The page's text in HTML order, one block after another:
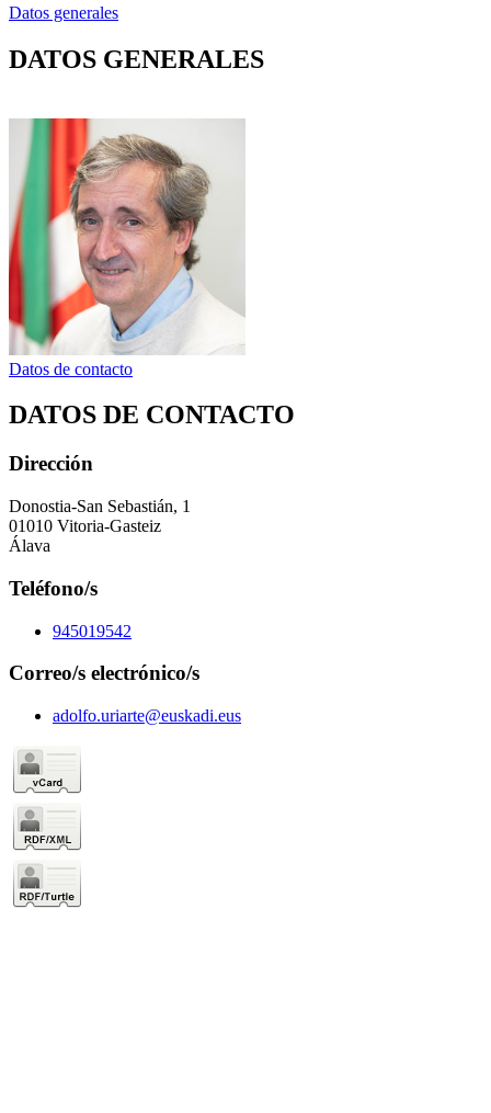
Datos generales
DATOS GENERALES
Datos de contacto
DATOS DE CONTACTO
Dirección
Donostia-San Sebastián, 1
01010 Vitoria-Gasteiz
Álava
Teléfono/s
945019542
Correo/s electrónico/s
adolfo.uriarte@euskadi.eus